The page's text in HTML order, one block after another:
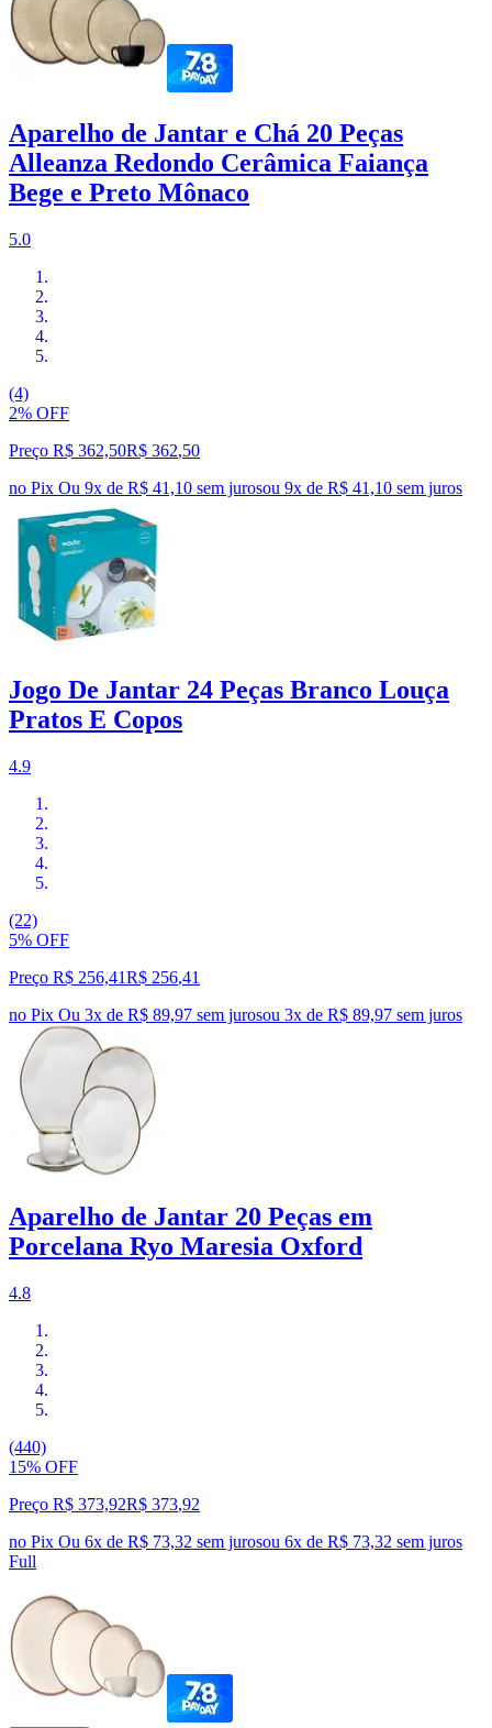
Aparelho de Jantar e Chá 20 Peças
Alleanza Redondo Cerâmica Faiança
Bege e Preto Mônaco
5.0
(4)
2% OFF
Preço R$ 362,50R$ 362,50
no Pix Ou 9x de R$ 41,10 sem jurosou 9x de R$ 41,10 sem juros
Jogo De Jantar 24 Peças Branco Louça
Pratos E Copos
4.9
(22)
5% OFF
Preço R$ 256,41R$ 256,41
no Pix Ou 3x de R$ 89,97 sem jurosou 3x de R$ 89,97 sem juros
Aparelho de Jantar 20 Peças em
Porcelana Ryo Maresia Oxford
4.8
(440)
15% OFF
Preço R$ 373,92R$ 373,92
no Pix Ou 6x de R$ 73,32 sem jurosou 6x de R$ 73,32 sem juros
Full